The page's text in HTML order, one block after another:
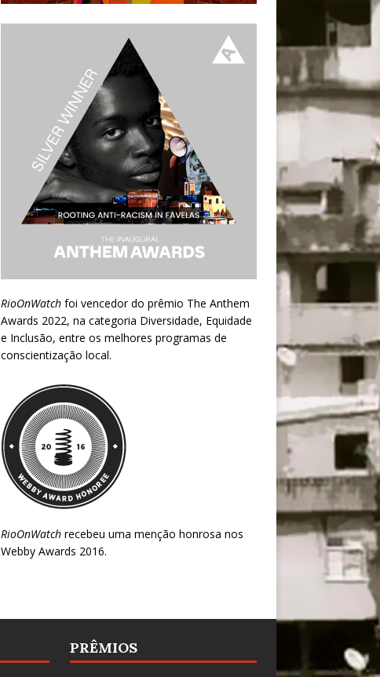
RioOnWatchfoi vencedor do prêmio The Anthem
Awards 2022, na categoria Diversidade, Equidade
e Inclusão, entre os melhores programas de
conscientização local.
RioOnWatchrecebeu uma menção honrosa nos
Webby Awards 2016.
PRÊMIOS